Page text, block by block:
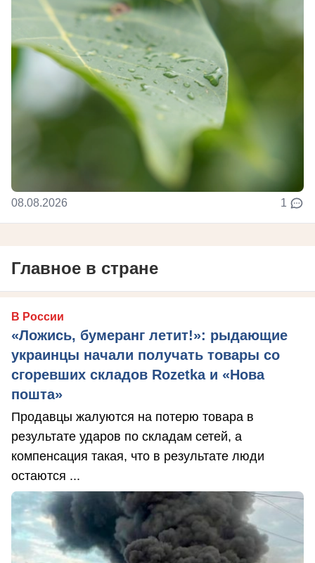
08.08.2026 1
Главное в стране
В России
«Ложись, бумеранг летит!»: рыдающие
украинцы начали получать товары со
сгоревших складов Rozetka и «Нова
пошта»
Продавцы жалуются на потерю товара в
результате ударов по складам сетей, а
компенсация такая, что в результате люди
остаются ...